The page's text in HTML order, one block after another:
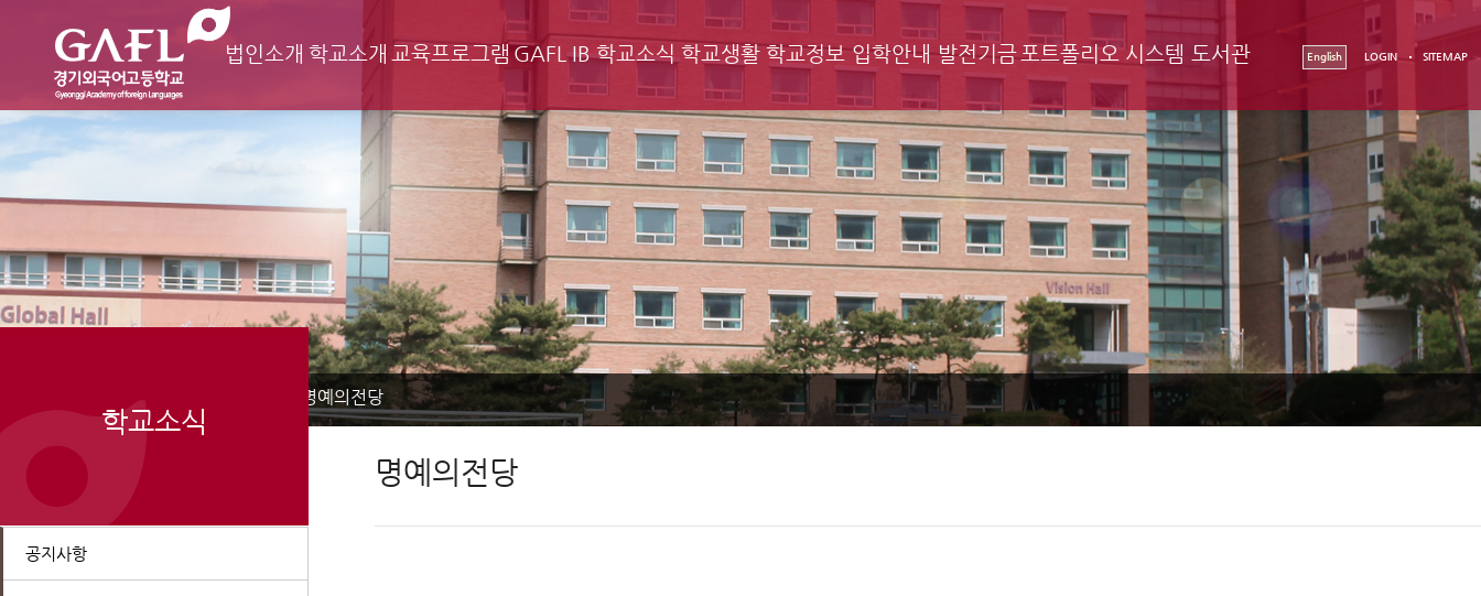
English LOGIN SITEMAP
법인소개 학교소개 교육프로그램 GAFL IB 학교소식 학교생활 학교정보 입학안내 발전기금포트폴리오 시스템 도서관
Home 명예의전당
학교소식
공지사항
명예의전당